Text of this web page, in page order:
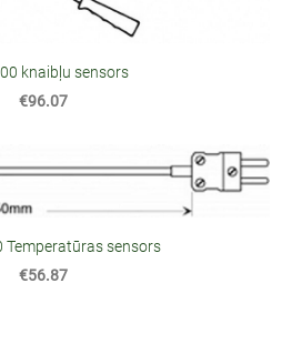
knaibļu sensors
€96.07
Temperatūras sensors
€56.87